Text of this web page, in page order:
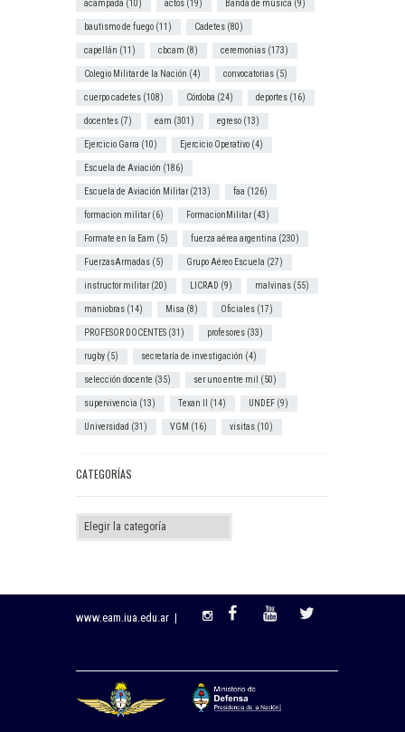
acampada (10) actos (19) Banda de música (9)
bautismo de fuego (11) Cadetes (80)
capellán (11) cbcam (8) ceremonias (173)
Colegio Militar de la Nación (4) convocatorias (5)
cuerpo cadetes (108) Córdoba (24) deportes (16)
docentes (7) eam (301) egreso (13)
Ejercicio Garra (10) Ejercicio Operativo (4)
Escuela de Aviación (186)
Escuela de Aviación Militar(213) faa (126)
formacion militar(6) FormacionMilitar(43)
Formate en la Eam (5) fuerza aérea argentina (230)
FuerzasArmadas (5) Grupo Aéreo Escuela (27)
instructor militar(20) LICRAD (9) malvinas (55)
maniobras (14) Misa (8) Oficiales (17)
PROFESOR DOCENTES (31) profesores (33)
rugby (5) secretaría de investigación (4)
selección docente (35) ser uno entre mil (50)
supervivencia (13) Texan II (14) UNDEF (9)
Universidad (31) VGM (16) visitas (10)
CATEGORÍAS
Categorías
www.eam.iua.edu.ar |